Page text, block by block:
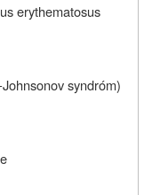
erythematosus
syndróm)